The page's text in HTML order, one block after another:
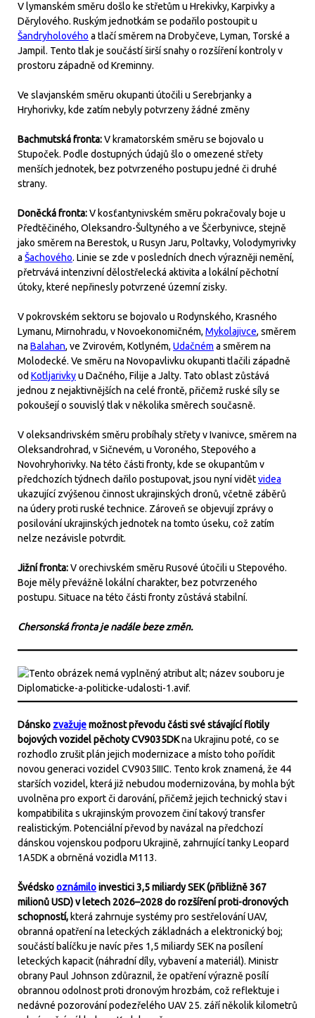
V lymanském směru došlo ke střetům u Hrekivky, Karpivky a
Děrylového. Ruským jednotkám se podařilo postoupit u
Šandryholového a tlačí směrem na Drobyčeve, Lyman, Torské a
Jampil. Tento tlak je součástí širší snahy o rozšíření kontroly v
prostoru západně od Kreminny.
Ve slavjanském směru okupanti útočili u Serebrjanky a
Hryhorivky, kde zatím nebyly potvrzeny žádné změny
Bachmutská fronta:V kramatorském směru se bojovalo u
Stupoček. Podle dostupných údajů šlo o omezené střety
menších jednotek, bez potvrzeného postupu jedné či druhé
strany.
Doněcká fronta:V kosťantynivském směru pokračovaly boje u
Předtěčiného, Oleksandro-Šultyného a ve Ščerbynivce, stejně
jako směrem na Berestok, u Rusyn Jaru, Poltavky, Volodymyrivky
a Šachového. Linie se zde v posledních dnech výrazněji nemění,
přetrvává intenzivní dělostřelecká aktivita a lokální pěchotní
útoky, které nepřinesly potvrzené územní zisky.
V pokrovském sektoru se bojovalo u Rodynského, Krasného
Lymanu, Mirnohradu, v Novoekonomičném, Mykolajivce, směrem
na Balahan, ve Zvirovém, Kotlyném, Udačném a směrem na
Molodecké. Ve směru na Novopavlivku okupanti tlačili západně
od Kotljarivkyu Dačného, Filije a Jalty. Tato oblast zůstává
jednou z nejaktivnějších na celé frontě, přičemž ruské síly se
pokoušejí o souvislý tlak v několika směrech současně.
V oleksandrivském směru probíhaly střety v Ivanivce, směrem na
Oleksandrohrad, v Sičnevém, u Voroného, Stepového a
Novohryhorivky. Na této části fronty, kde se okupantům v
předchozích týdnech dařilo postupovat, jsou nyní vidětvidea
ukazující zvýšenou činnost ukrajinských dronů, včetně záběrů
na údery proti ruské technice. Zároveň se objevují zprávy o
posilování ukrajinských jednotek na tomto úseku, což zatím
nelze nezávisle potvrdit.
Jižní fronta:V orechivském směru Rusové útočili u Stepového.
Boje měly převážně lokální charakter, bez potvrzeného
postupu. Situace na této části fronty zůstává stabilní.
Chersonská fronta je nadále beze změn.
Dánsko zvažujemožnost převodu části své stávající flotily
bojových vozidel pěchoty CV9035DKna Ukrajinu poté, co se
rozhodlo zrušit plán jejich modernizace a místo toho pořídit
novou generaci vozidel CV9035IIIC. Tento krok znamená, že 44
starších vozidel, která již nebudou modernizována, by mohla být
uvolněna pro export či darování, přičemž jejich technický stav i
kompatibilita s ukrajinským provozem činí takový transfer
realistickým. Potenciální převod by navázal na předchozí
dánskou vojenskou podporu Ukrajině, zahrnující tanky Leopard
1A5DK a obrněná vozidla M113.
Švédskooznámiloinvestici 3,5 miliardy SEK (přibližně 367
milionů USD) v letech 2026–2028 do rozšíření proti-dronových
schopností, která zahrnuje systémy pro sestřelování UAV,
obranná opatření na leteckých základnách a elektronický boj;
součástí balíčku je navíc přes 1,5 miliardy SEK na posílení
leteckých kapacit (náhradní díly, vybavení a materiál). Ministr
obrany Paul Johnson zdůraznil, že opatření výrazně posílí
obrannou odolnost proti dronovým hrozbám, což reflektuje i
nedávné pozorování podezřelého UAV 25. září několik kilometrů